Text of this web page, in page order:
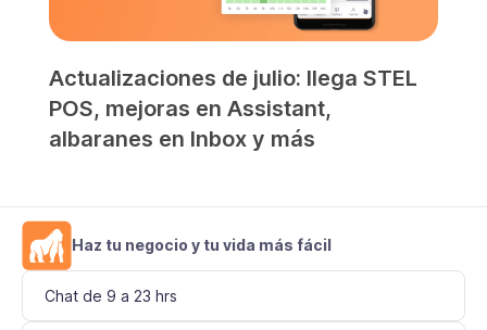
Actualizaciones de julio: llega STEL
POS, mejoras en Assistant,
albaranes en Inbox y más
Haz tu negocio y tu vida más fácil
Chat de 9 a 23 hrs